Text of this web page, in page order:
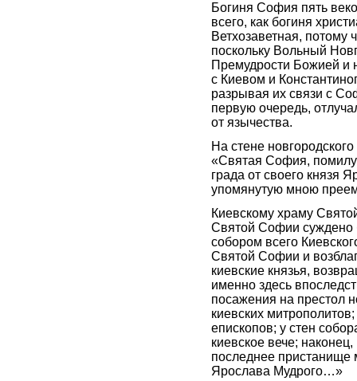
Богиня София пять
всего, как богиня
Ветхозаветная, потому
поскольку Вольный
Премудрости Божией и
с Киевом и
разрывая их связи с
первую очередь,
от язычества.
На стене
«Святая София,
града от своего князя
упомянутую мною
Киевскому храму
Святой Софии суждено
собором всего
Святой Софии и
киевские князья,
именно здесь
посажения на престол
киевских
епископов; у стен
киевское вече;
последнее пристанище
Ярослава Мудрого…»